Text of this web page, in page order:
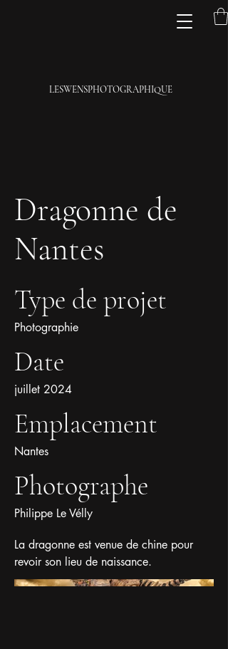
LESWENSPHOTOGRAPHIQUE
Dragonne de
Nantes
Type de projet
Photographie
Date
juillet 2024
Emplacement
Nantes
Photographe
Philippe Le Vélly
La dragonne est venue de chine pour
revoir son lieu de naissance.